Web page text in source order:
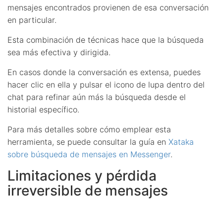
mensajes encontrados provienen de esa conversación
en particular.
Esta combinación de técnicas hace que la búsqueda
sea más efectiva y dirigida.
En casos donde la conversación es extensa, puedes
hacer clic en ella y pulsar el icono de lupa dentro del
chat para refinar aún más la búsqueda desde el
historial específico.
Para más detalles sobre cómo emplear esta
herramienta, se puede consultar la guía en Xataka
sobre búsqueda de mensajes en Messenger.
Limitaciones y pérdida
irreversible de mensajes